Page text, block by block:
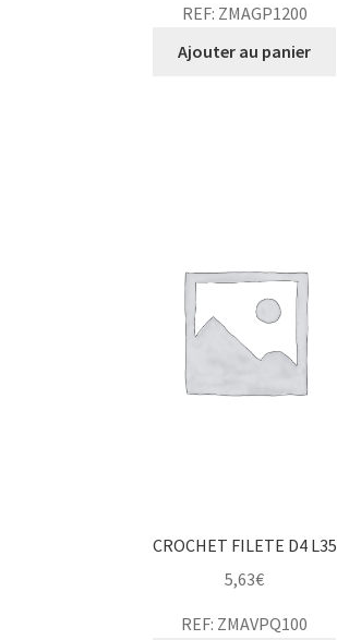
REF: ZMAGP1200
Ajouter au panier
CROCHET FILETE D4 L35
5,63€
REF: ZMAVPQ100